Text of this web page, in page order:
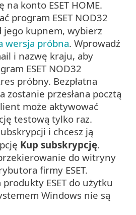
na konto ESET HOME.
program ESET NOD32
jego kupnem, wybierz
wersja próbna. Wprowadź
i nazwę kraju, aby
ESET NOD32
próbny. Bezpłatna
zostanie przesłana pocztą
może aktywować
testową tylko raz.
i chcesz ją
Kup subskrypcję.
do witryny
firmy ESET.
produkty ESET do użytku
Windows nie są